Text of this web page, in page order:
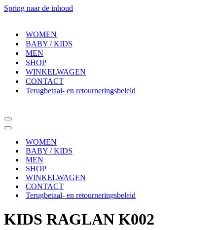
Spring naar de inhoud
WOMEN
BABY / KIDS
MEN
SHOP
WINKELWAGEN
CONTACT
Terugbetaal- en retourneringsbeleid
Navigatiemenu
Navigatiemenu
WOMEN
BABY / KIDS
MEN
SHOP
WINKELWAGEN
CONTACT
Terugbetaal- en retourneringsbeleid
KIDS RAGLAN K002